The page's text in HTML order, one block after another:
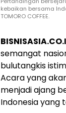
kebaikan bersama
TOMORO COFFEE.
semangat
bulutangkis
Acara yang
menjadi ajang
Indonesia yang